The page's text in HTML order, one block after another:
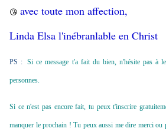
😘 avec toute mon affection,
Linda Elsa l'inébranlable en Christ
PS : Si ce message t'a fait du bien, n'hésite pas à
personnes.
Si ce n'est pas encore fait, tu peux t'inscrire
manquer le prochain ! Tu peux aussi me dire merci ou